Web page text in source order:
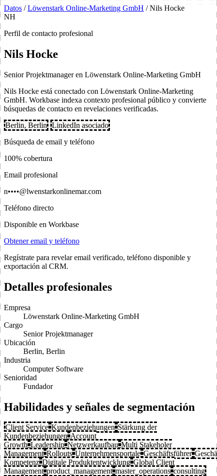
Datos / Löwenstark Online-Marketing GmbH / Nils Hocke
NH
Perfil de contacto profesional
Nils Hocke
Senior Projektmanager en Löwenstark Online-Marketing GmbH
Nils Hocke está conectado con Löwenstark Online-Marketing
GmbH. Workbase indexa contexto profesional público y convierte
búsquedas de contacto en revelaciones verificadas.
Berlin, Berlin
LinkedIn asociado
Búsqueda de email y teléfono
100% cobertura
Email profesional
n••••@lwenstarkonlinemar.com
Teléfono directo
Disponible en Workbase
Obtener email y teléfono
Regístrate para revelar email verificado, teléfono disponible y
exportación al CRM.
Detalles profesionales
Empresa
Löwenstark Online-Marketing GmbH
Cargo
Senior Projektmanager
Ubicación
Berlin, Berlin
Industria
Computer Software
Senioridad
Fundador
Habilidades y señales de segmentación
Client Service Kundenbeziehungen Stärkung der
Kundenbeziehungen Account
Growth Leadership Netzwerkaufbau Multi Stakeholer
Management Rollouts Unternehmensportale Geschäftsführer
Kompetenz Digitale Produktentwicklung Global Client
Management product_management master_operations consulting